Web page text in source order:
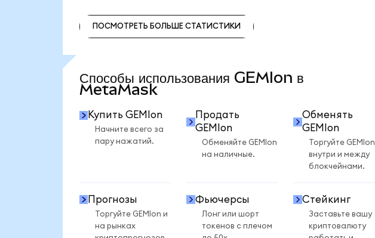
ПОСМОТРЕТЬ БОЛЬШЕ СТАТИСТИКИ
Способы использования GEMIon в
MetaMask
Купить GEMIon
Начните всего за
пару нажатий.
Продать
GEMIon
Обменяйте GEMIon
на наличные.
Обменять
GEMIon
Торгуйте GEMIon
внутри и между
блокчейнами.
Прогнозы
Торгуйте GEMIon и
на рынках
Фьючерсы
Лонг или шорт
токенов с плечом
Стейкинг
Заставьте вашу
криптовалюту